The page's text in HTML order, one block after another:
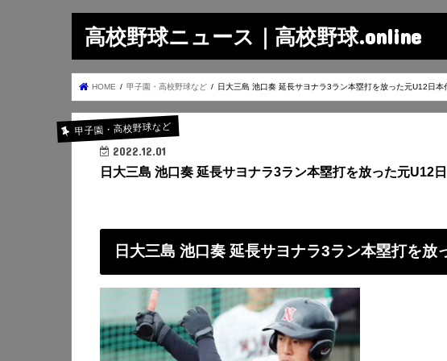
高校野球ニュース｜高校野球.online
HOME 甲子園・高校野球など 日大三島 池口奏 延長サヨナラ3ラン本塁打を放った元U12日本
甲子園・高校野球など
2022.12.01
日大三島 池口奏 延長サヨナラ3ラン本塁打を放った元U12
日大三島 池口奏 延長サヨナラ3ラン本塁打を放